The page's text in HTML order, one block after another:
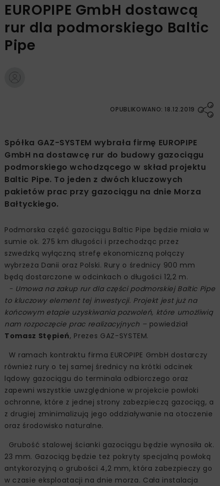
EUROPIPE GmbH dostawcą
rur dla podmorskiego Baltic
Pipe
OPUBLIKOWANO: 18.12.2019
Spółka GAZ-SYSTEM wybrała firmę EUROPIPE
GmbH na dostawcę rur do budowy gazociągu
podmorskiego wchodzącego w skład projektu
Baltic Pipe. To jeden z dwóch kluczowych
pakietów prac przy gazociągu na dnie Morza
Bałtyckiego.
Podmorska część gazociągu Baltic Pipe będzie miała w
sumie ok. 275 km długości i przechodząc przez
szwedzką wyłączną strefę ekonomiczną połączy
wybrzeża Danii oraz Polski. Rury o średnicy 900 mm
będą dostarczone w odcinkach o długości 12,2 m.
- Umowa na zakup rur dla części podmorskiej Baltic Pipe
to kluczowy element tej inwestycji. Projekt jest już na
końcowym etapie uzyskiwania pozwoleń, które umożliwią
nam rozpoczęcie prac realizacyjnych – powiedział
Tomasz Stępień, Prezes GAZ-SYSTEM.
W ramach kontraktu firma EUROPIPE GmbH dostarczy
również rury o tej samej średnicy na krótki odcinek
lądowy gazociągu do terminala odbiorczego oraz
zapewni wszystkie uwzględnione w projekcie powłoki
ochronne, które z jednej strony zabezpieczą gazociąg, a
z drugiej zminimalizują jego oddziaływanie na otoczenie
oraz środowisko naturalne.
Grubość stalowej ścianki gazociągu będzie wynosiła ok.
23 mm. Gazociąg będzie też pokryty specjalną powłoką
antykorozyjną o grubości 4,2 mm, która zabezpieczy go
w czasie eksploatacji na dnie morza. Cała instalacja